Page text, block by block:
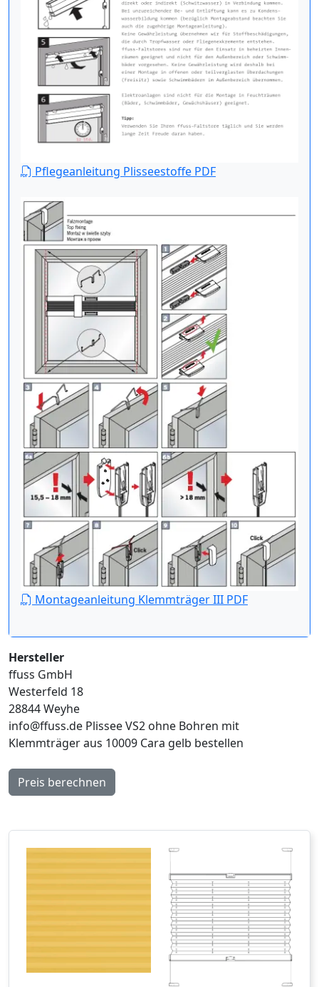
Pflegeanleitung Plisseestoffe PDF
Montageanleitung Klemmträger III PDF
Hersteller
ffuss GmbH
Westerfeld 18
28844 Weyhe
info@ffuss.de Plissee VS2 ohne Bohren mit
Klemmträger aus 10009 Cara gelb bestellen
Preis berechnen